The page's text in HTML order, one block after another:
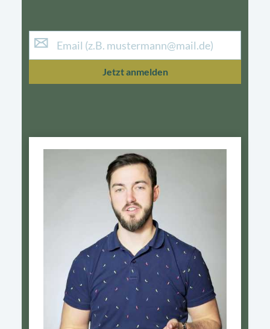
Jetzt anmelden